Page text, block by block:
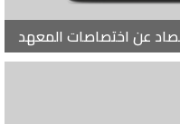
عن اختصاصات المعهد